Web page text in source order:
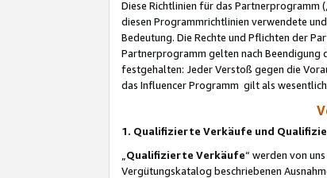
Diese Richtlinien für das Partnerprogramm
diesen Programmrichtlinien verwendete
Bedeutung. Die Rechte und Pflichten der
Partnerprogramm gelten nach Beendigung
festgehalten: Jeder Verstoß gegen die
das Influencer Programm gilt als
1. Qualifizierte Verkäufe und
Qualifizierte Verkäufe“ werden von
Vergütungskatalog beschriebenen